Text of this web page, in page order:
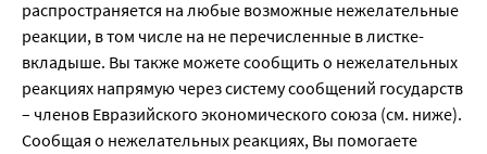
распространяется на любые возможные нежелательные
реакции, в том числе на не перечисленные в листке-
вкладыше. Вы также можете сообщить о нежелательных
реакциях напрямую через систему сообщений государств
– членов Евразийского экономического союза (см. ниже).
Сообщая о нежелательных реакциях, Вы помогаете